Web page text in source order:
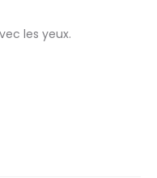
les yeux.